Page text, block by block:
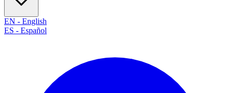
EN - English
ES - Español